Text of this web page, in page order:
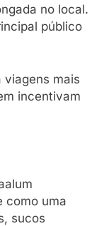
no local.
público
viagens mais
incentivam
como uma
sucos